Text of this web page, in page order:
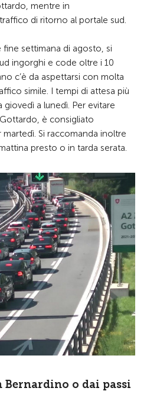
mentre in
di ritorno al portale sud.
fine settimana di agosto, si
ingorghi e code oltre i 10
c’è da aspettarsi con molta
simile. I tempi di attesa più
a lunedì. Per evitare
è consigliato
Si raccomanda inoltre
presto o in tarda serata.
o dai passi